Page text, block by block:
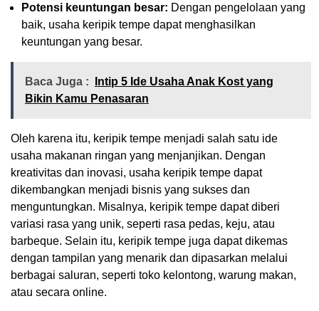
Potensi keuntungan besar: Dengan pengelolaan yang
baik, usaha keripik tempe dapat menghasilkan
keuntungan yang besar.
Baca Juga :
Intip 5 Ide Usaha Anak Kost yang
Bikin Kamu Penasaran
Oleh karena itu, keripik tempe menjadi salah satu ide
usaha makanan ringan yang menjanjikan. Dengan
kreativitas dan inovasi, usaha keripik tempe dapat
dikembangkan menjadi bisnis yang sukses dan
menguntungkan. Misalnya, keripik tempe dapat diberi
variasi rasa yang unik, seperti rasa pedas, keju, atau
barbeque. Selain itu, keripik tempe juga dapat dikemas
dengan tampilan yang menarik dan dipasarkan melalui
berbagai saluran, seperti toko kelontong, warung makan,
atau secara online.